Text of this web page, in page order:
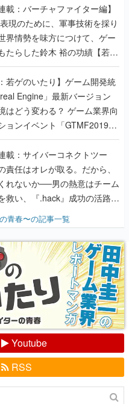
たらした鈴木 裕の功績【若ゲ
若ゲのいたり】ゲーム開発統
Engine」最新バージョン
はどう変わる？ ゲーム業界向
ョンイベント「GTMF2019」
り理解を深めよう【PR】
載：サイバーコネクトツー
責任はオレが取る。だから、
れないか──男の熱意はチーム
救い、『.hack』成功の活路を
快男児・松山 洋に流れる血は
プ』色だった【若ゲのいた
青春〜の記事一覧
Youtube
RSS
ング